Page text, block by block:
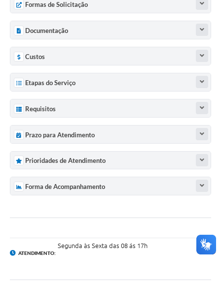
Formas de Solicitação
Documentação
Custos
Etapas do Serviço
Requisitos
Prazo para Atendimento
Prioridades de Atendimento
Forma de Acompanhamento
ATENDIMENTO:
Segunda às Sexta das 08 ás 17h